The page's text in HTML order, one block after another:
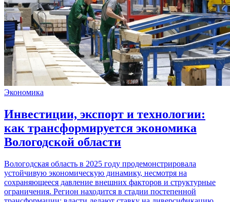
Экономика
Инвестиции, экспорт и технологии:
как трансформируется экономика
Вологодской области
Вологодская область в 2025 году продемонстрировала
устойчивую экономическую динамику, несмотря на
сохраняющееся давление внешних факторов и структурные
ограничения. Регион находится в стадии постепенной